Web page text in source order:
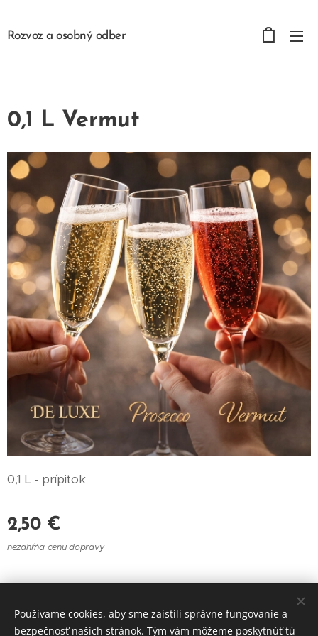
Rozvoz a osobný odber
0,1 L Vermut
0,1 L - prípitok
2,50€
nezahŕňa cenu dopravy
Cookies
Používame cookies, aby sme zaistili správne fungovanie a
bezpečnosť našich stránok. Tým vám môžeme poskytnúť tú